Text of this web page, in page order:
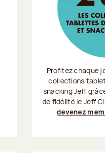
Profitez chaque
collections
snacking Jeff
de fidélité le Jeff
devenez